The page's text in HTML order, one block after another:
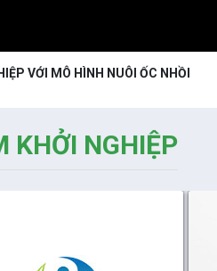
VỚI MÔ HÌNH NUÔI ỐC NHỒI
KHỞI NGHIỆP